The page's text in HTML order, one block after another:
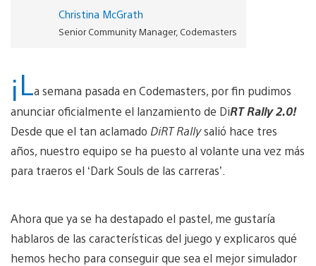
vídeo
Christina McGrath
Senior Community Manager, Codemasters
¡La semana pasada en Codemasters, por fin pudimos
anunciar oficialmente el lanzamiento de DiRT Rally 2.0!
Desde que el tan aclamado DiRT Rallysalió hace tres
años, nuestro equipo se ha puesto al volante una vez más
para traeros el ‘Dark Souls de las carreras’.
Ahora que ya se ha destapado el pastel, me gustaría
hablaros de las características del juego y explicaros qué
hemos hecho para conseguir que sea el mejor simulador